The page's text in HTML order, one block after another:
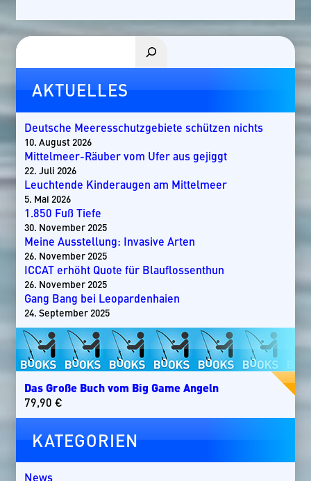
Suchen
AKTUELLES
Deutsche Meeresschutzgebiete schützen nichts
10. August 2026
Mittelmeer-Räuber vom Ufer aus gejiggt
22. Juli 2026
Leuchtende Kinderaugen am Mittelmeer
5. Mai 2026
1.850 Fuß Tiefe
30. November 2025
Meine Ausstellung: Invasive Arten
26. November 2025
ICCAT erhöht Quote für Blauflossenthun
26. November 2025
Gang Bang bei Leopardenhaien
24. September 2025
Das Große Buch vom Big Game Angeln
79,90 €
KATEGORIEN
News